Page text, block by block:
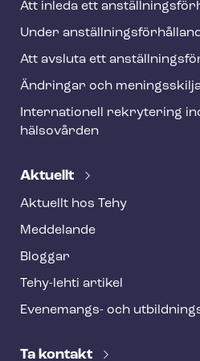
Att inleda ett
Under
Att avsluta ett
Ändringar och
Internationell rekrytering
hälsovården
Aktuellt
Aktuellt hos Tehy
Meddelande
Bloggar
Tehy-lehti artikel
Evenemangs- och
Ta kontakt